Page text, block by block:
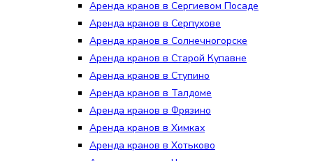
Аренда кранов в Сергиевом Посаде
Аренда кранов в Серпухове
Аренда кранов в Солнечногорске
Аренда кранов в Старой Купавне
Аренда кранов в Ступино
Аренда кранов в Талдоме
Аренда кранов в Фрязино
Аренда кранов в Химках
Аренда кранов в Хотьково